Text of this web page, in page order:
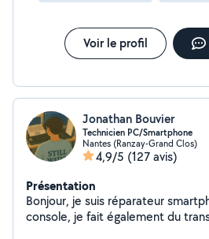
Voir le profil
Jonathan Bouvier
Technicien PC/Smartphone
Nantes (Ranzay-Grand Clos)
4,9/5 (127 avis)
Présentation
Bonjour, je suis réparateur
console, je fait également du transfert de